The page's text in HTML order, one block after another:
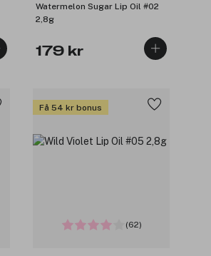
Watermelon Sugar Lip Oil #02
2,8g
179 kr
Få 54 kr bonus
(62)